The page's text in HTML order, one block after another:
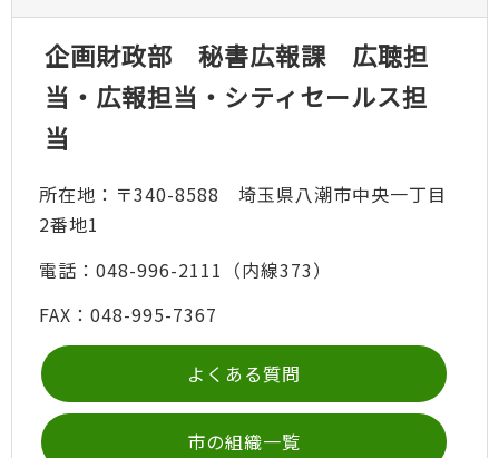
企画財政部 秘書広報課 広聴担
当・広報担当・シティセールス担
当
所在地：〒340-8588 埼玉県八潮市中央一丁目
2番地1
電話：048-996-2111（内線373）
FAX：048-995-7367
よくある質問
市の組織一覧